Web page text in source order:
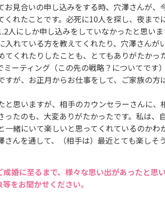
お見合いの申し込みをする時、穴澤さんが、
れたことです。必死に10人を探し、夜まで
人にしか申し込みをしていなかったと思いま
入れている方を教えてくれたり、穴澤さんが
くれたりしたことも、とてもありがたかっ
ーティング（この先の戦略？についてです
すが、お正月からお仕事をして、ご家族の方
と思いますが、相手のカウンセラーさんに、
ったのも、大変ありがたかったです。私は、
一緒にいて楽しいと思ってくれているのかわ
さんを通して、（相手は）最近とても楽しそ
婚に至るまで、様々な思い出があったと思
をお聞かせください。